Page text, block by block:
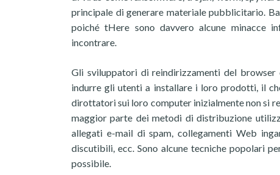
principale di generare materiale pubblicitario.
poiché tHere sono davvero alcune minacce
incontrare.
Gli sviluppatori di reindirizzamenti del
indurre gli utenti a installare i loro prodotti, il
dirottatori sui loro computer inizialmente non si
maggior parte dei metodi di distribuzione
allegati e-mail di spam, collegamenti Web
discutibili, ecc. Sono alcune tecniche popolari
possibile.